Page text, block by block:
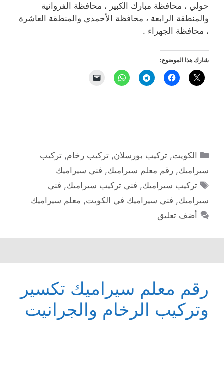
حولي ، محافظة مبارك الكبير ، محافظة الفروانية
والمنطقة الرابعة ، محافظة الأحمدي والمنطقة العاشرة
، محافظة الجهراء .
شارك هذا الموضوع:
التصنيفات
الكويت,تركيب بورسلان,تركيب رخام,تركيب
سيراميك, رقم معلم سيراميك, فني سيراميك
الوسوم
تركيب سيراميك, فني تركيب سيراميك, فني
سيراميك, فني سيراميك في الكويت, معلم سيراميك
أضف تعليق
رقم معلم سيراميك تكسير
وتركيب الرخام والجرانيت